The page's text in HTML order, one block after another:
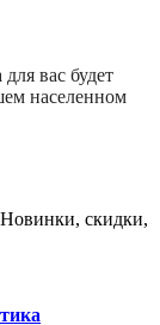
вас будет
населенном
Новинки, скидки,